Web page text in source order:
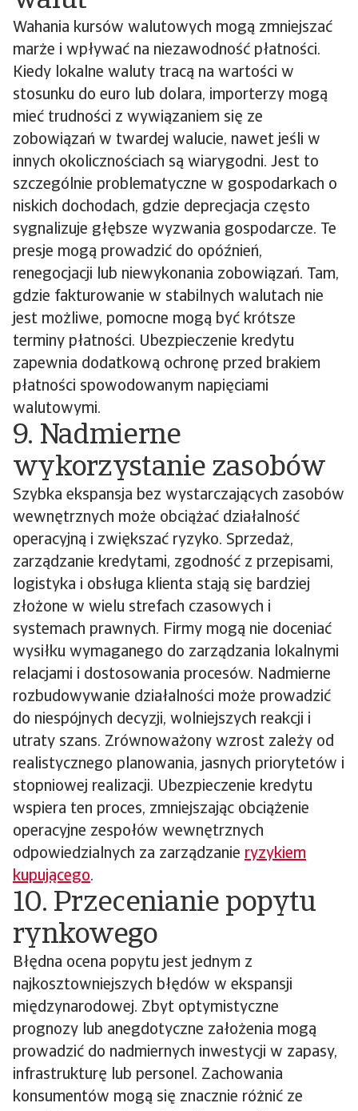
Wahania kursów walutowych mogą zmniejszać
marże i wpływać na niezawodność płatności.
Kiedy lokalne waluty tracą na wartości w
stosunku do euro lub dolara, importerzy mogą
mieć trudności z wywiązaniem się ze
zobowiązań w twardej walucie, nawet jeśli w
innych okolicznościach są wiarygodni. Jest to
szczególnie problematyczne w gospodarkach o
niskich dochodach, gdzie deprecjacja często
sygnalizuje głębsze wyzwania gospodarcze. Te
presje mogą prowadzić do opóźnień,
renegocjacji lub niewykonania zobowiązań. Tam,
gdzie fakturowanie w stabilnych walutach nie
jest możliwe, pomocne mogą być krótsze
terminy płatności. Ubezpieczenie kredytu
zapewnia dodatkową ochronę przed brakiem
płatności spowodowanym napięciami
walutowymi.
9. Nadmierne
wykorzystanie zasobów
Szybka ekspansja bez wystarczających zasobów
wewnętrznych może obciążać działalność
operacyjną i zwiększać ryzyko. Sprzedaż,
zarządzanie kredytami, zgodność z przepisami,
logistyka i obsługa klienta stają się bardziej
złożone w wielu strefach czasowych i
systemach prawnych. Firmy mogą nie doceniać
wysiłku wymaganego do zarządzania lokalnymi
relacjami i dostosowania procesów. Nadmierne
rozbudowywanie działalności może prowadzić
do niespójnych decyzji, wolniejszych reakcji i
utraty szans. Zrównoważony wzrost zależy od
realistycznego planowania, jasnych priorytetów i
stopniowej realizacji. Ubezpieczenie kredytu
wspiera ten proces, zmniejszając obciążenie
operacyjne zespołów wewnętrznych
odpowiedzialnych za zarządzanie ryzykiem
kupującego.
10. Przecenianie popytu
rynkowego
Błędna ocena popytu jest jednym z
najkosztowniejszych błędów w ekspansji
międzynarodowej. Zbyt optymistyczne
prognozy lub anegdotyczne założenia mogą
prowadzić do nadmiernych inwestycji w zapasy,
infrastrukturę lub personel. Zachowania
konsumentów mogą się znacznie różnić ze